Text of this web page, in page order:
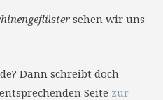
sehen wir uns
Dann schreibt doch
Seite zur